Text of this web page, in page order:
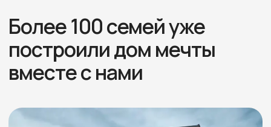
Более 60 +
положительных отзывов